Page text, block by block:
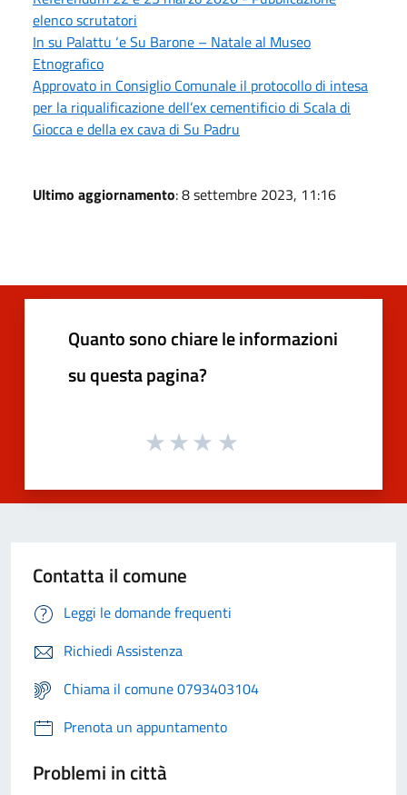
elenco scrutatori
In su Palattu ‘e Su Barone – Natale al Museo
Etnografico
Approvato in Consiglio Comunale il protocollo di intesa
per la riqualificazione dell’ex cementificio di Scala di
Giocca e della ex cava di Su Padru
Ultimo aggiornamento: 8 settembre 2023, 11:16
Quanto sono chiare le informazioni
su questa pagina?
Contatta il comune
Leggi le domande frequenti
Richiedi Assistenza
Chiama il comune 0793403104
Prenota un appuntamento
Problemi in città